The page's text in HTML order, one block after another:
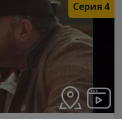
Серия 4